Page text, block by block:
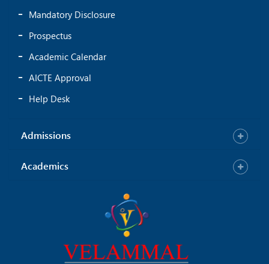
Mandatory Disclosure
Prospectus
Academic Calendar
AICTE Approval
Help Desk
Admissions
Academics